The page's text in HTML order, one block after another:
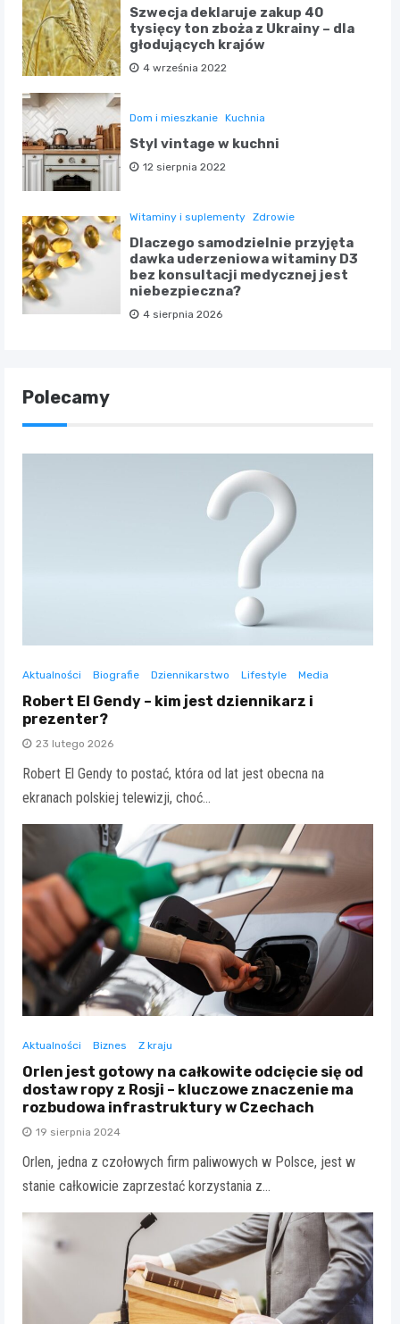
Szwecja deklaruje zakup 40
tysięcy ton zboża z Ukrainy – dla
głodujących krajów
4 września 2022
Dom i mieszkanie Kuchnia
Styl vintage w kuchni
12 sierpnia 2022
Witaminy i suplementy Zdrowie
Dlaczego samodzielnie przyjęta
dawka uderzeniowa witaminy D3
bez konsultacji medycznej jest
niebezpieczna?
4 sierpnia 2026
Polecamy
Aktualności Biografie Dziennikarstwo Lifestyle Media
Robert El Gendy – kim jest dziennikarz i
prezenter?
23 lutego 2026
Robert El Gendy to postać, która od lat jest obecna na
ekranach polskiej telewizji, choć…
Aktualności Biznes Z kraju
Orlen jest gotowy na całkowite odcięcie się od
dostaw ropy z Rosji – kluczowe znaczenie ma
rozbudowa infrastruktury w Czechach
19 sierpnia 2024
Orlen, jedna z czołowych firm paliwowych w Polsce, jest w
stanie całkowicie zaprzestać korzystania z…